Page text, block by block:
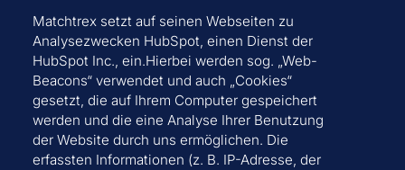
Matchtrex setzt auf seinen Webseiten zu
Analysezwecken HubSpot, einen Dienst der
HubSpot Inc., ein.Hierbei werden sog. „Web-
Beacons“ verwendet und auch „Cookies“
gesetzt, die auf Ihrem Computer gespeichert
werden und die eine Analyse Ihrer Benutzung
der Website durch uns ermöglichen. Die
erfassten Informationen (z. B. IP-Adresse, der